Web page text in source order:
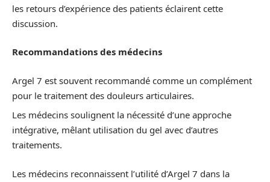
les retours d’expérience des patients éclairent cette
discussion.
Recommandations des médecins
Argel 7 est souvent recommandé comme un complément
pour le traitement des douleurs articulaires.
Les médecins soulignent la nécessité d’une approche
intégrative, mêlant utilisation du gel avec d’autres
traitements.
Les médecins reconnaissent l’utilité d’Argel 7 dans la